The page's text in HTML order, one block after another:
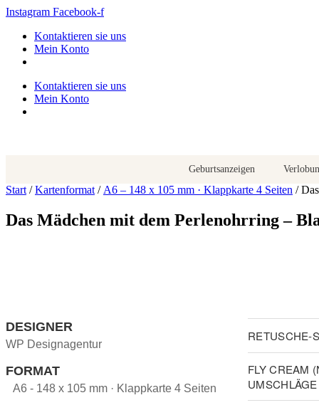
Zum
springen
Instagram Facebook-f
Kontaktieren sie uns
Mein Konto
Kontaktieren sie uns
Mein Konto
Geburtsanzeigen
Start /Kartenformat / A6 – 148 x 105 mm · Klappkarte 4 Seiten /
Das Mädchen mit dem Perlenohrring –
DESIGNER
WP Designagentur
FORMAT
A6 - 148 x 105 mm · Klappkarte 4 Seiten
RETUSCHE-
FLY CREAM